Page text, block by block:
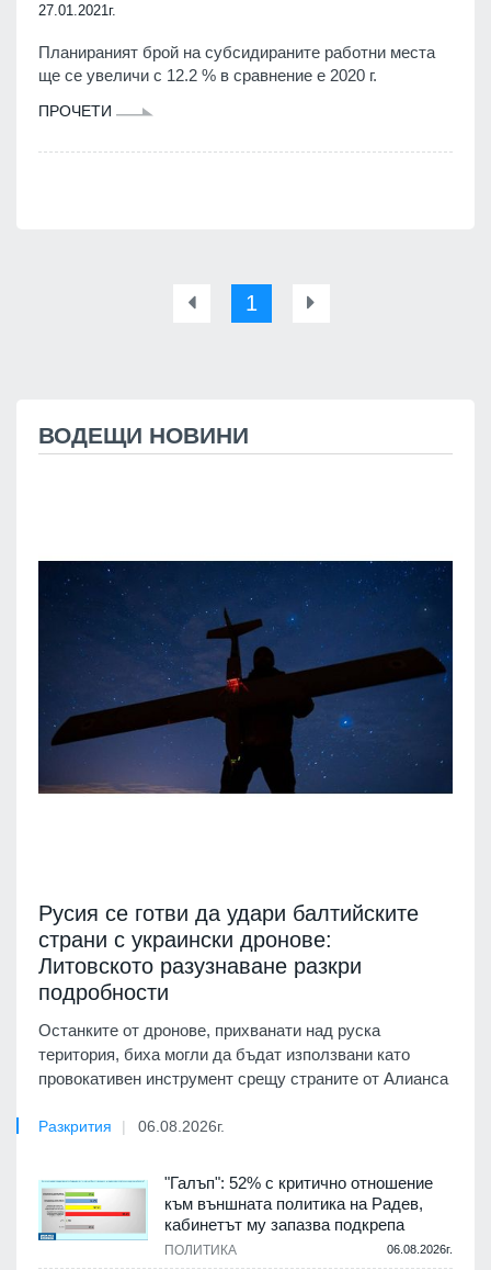
27.01.2021г.
Планираният брой на субсидираните работни места
ще се увеличи с 12.2 % в сравнение е 2020 г.
ПРОЧЕТИ
1
ВОДЕЩИ НОВИНИ
Русия се готви да удари балтийските
страни с украински дронове:
Литовското разузнаване разкри
подробности
Останките от дронове, прихванати над руска
територия, биха могли да бъдат използвани като
провокативен инструмент срещу страните от Алианса
Разкрития 06.08.2026г.
"Галъп": 52% с критично отношение
към външната политика на Радев,
кабинетът му запазва подкрепа
ПОЛИТИКА 06.08.2026г.